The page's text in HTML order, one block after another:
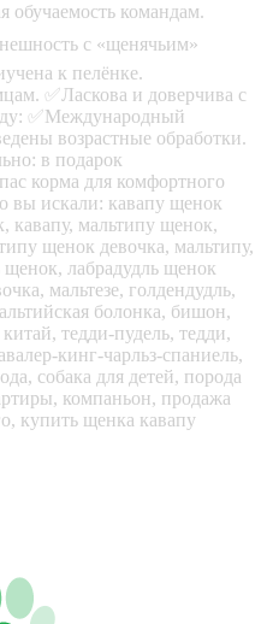
командам.
с «щенячьим»
к пелёнке.
✅Ласкова и доверчива с
✅Международный
возрастные обработки.
в подарок
корма для комфортного
вы искали: кавапу щенок
кавапу, мальтипу щенок,
щенок девочка, мальтипу,
щенок, лабрадудль щенок
мальтезе, голдендудль,
болонка, бишон,
тедди‑пудель, тедди,
собака для детей, порода
компаньон, продажа
купить щенка кавапу